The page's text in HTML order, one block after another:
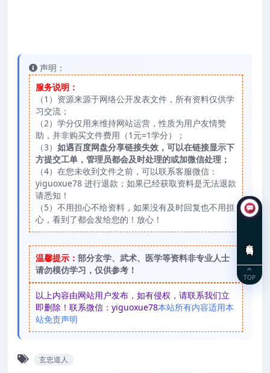
声明：
服务说明：
（1）资源来源于网络公开发表文件，所有资料仅供学
习交流；
（2）学分仅用来维持网站运营，性质为用户友情赞
助，并非购买文件费用（1元=1学分）；
（3） 如遇百度网盘分享链接失效，可以在链接显示下
方提交工单，管理员都会及时处理的或加微信处理；
（4）在您未收到文件之前，可以联系客服微信：
yiguoxue78 进行退款；如果已经获取资料是无法退款
请悉知！
（5）不用担心不给资料，如果没有及时回复也不用担
心，看到了都会发给您的！放心！
温馨提示： 部分玄学、武术、医学等资料非专业人士
请勿模仿学习，仅供参考！
以上内容由网站用户发布，如有侵权，请联系我们立
即删除！联系微信：yiguoxue78本站所有内容适用本
站免责声明
玄忠道人
TOP